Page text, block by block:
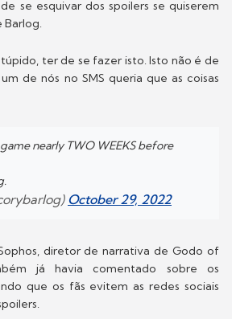
se esquivar dos spoilers se quiserem
Barlog.
ter de se fazer isto. Isto não é de
de nós no SMS queria que as coisas
nearly TWO WEEKS before
October 29, 2022
diretor de narrativa de Godo of
já havia comentado sobre os
que os fãs evitem as redes sociais